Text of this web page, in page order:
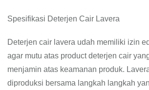
Spesifikasi Deterjen Cair Lavera
Deterjen cair lavera udah memiliki izin
agar mutu atas product deterjen cair
menjamin atas keamanan produk.
diproduksi bersama langkah langkah